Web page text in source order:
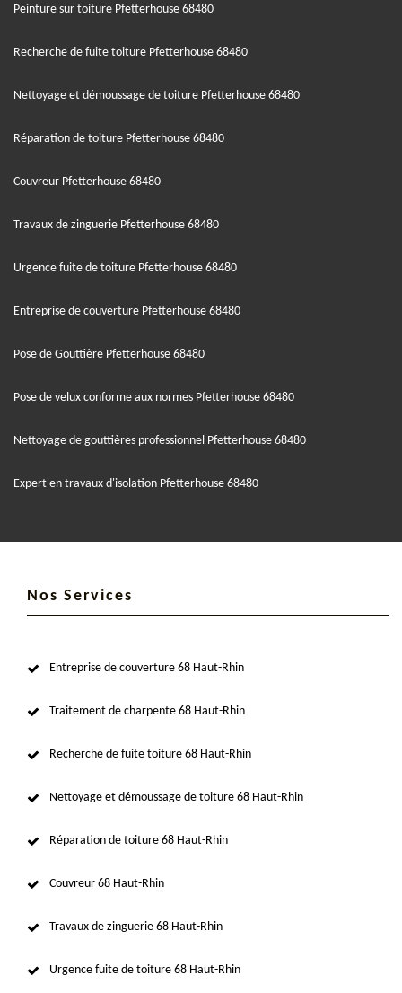
Peinture sur toiture Pfetterhouse 68480
Recherche de fuite toiture Pfetterhouse 68480
Nettoyage et démoussage de toiture Pfetterhouse 68480
Réparation de toiture Pfetterhouse 68480
Couvreur Pfetterhouse 68480
Travaux de zinguerie Pfetterhouse 68480
Urgence fuite de toiture Pfetterhouse 68480
Entreprise de couverture Pfetterhouse 68480
Pose de Gouttière Pfetterhouse 68480
Pose de velux conforme aux normes Pfetterhouse 68480
Nettoyage de gouttières professionnel Pfetterhouse 68480
Expert en travaux d'isolation Pfetterhouse 68480
Nos Services
Entreprise de couverture 68 Haut-Rhin
Traitement de charpente 68 Haut-Rhin
Recherche de fuite toiture 68 Haut-Rhin
Nettoyage et démoussage de toiture 68 Haut-Rhin
Réparation de toiture 68 Haut-Rhin
Couvreur 68 Haut-Rhin
Travaux de zinguerie 68 Haut-Rhin
Urgence fuite de toiture 68 Haut-Rhin